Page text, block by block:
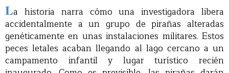
La historia narra cómo una investigadora libera
accidentalmente a un grupo de pirañas alteradas
genéticamente en unas instalaciones militares. Estos
peces letales acaban llegando al lago cercano a un
campamento infantil y lugar turístico recién